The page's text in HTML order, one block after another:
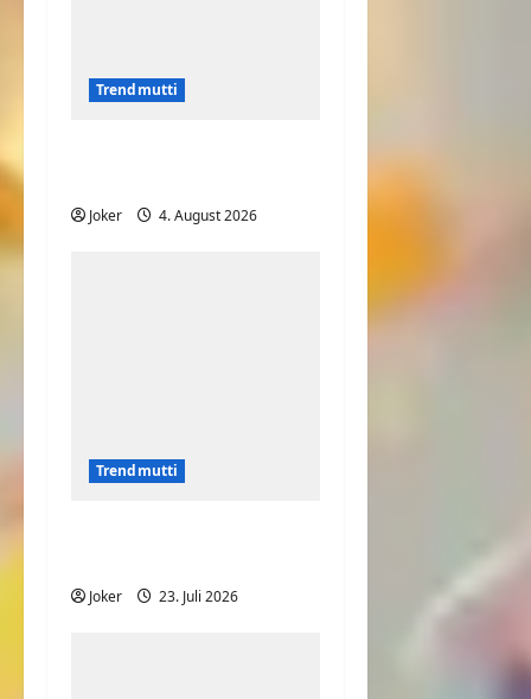
Trendmutti
Joker 4. August 2026
Trendmutti
Joker 23. Juli 2026